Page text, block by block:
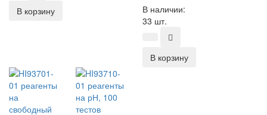
В корзину
В наличии:
33 шт.
В корзину